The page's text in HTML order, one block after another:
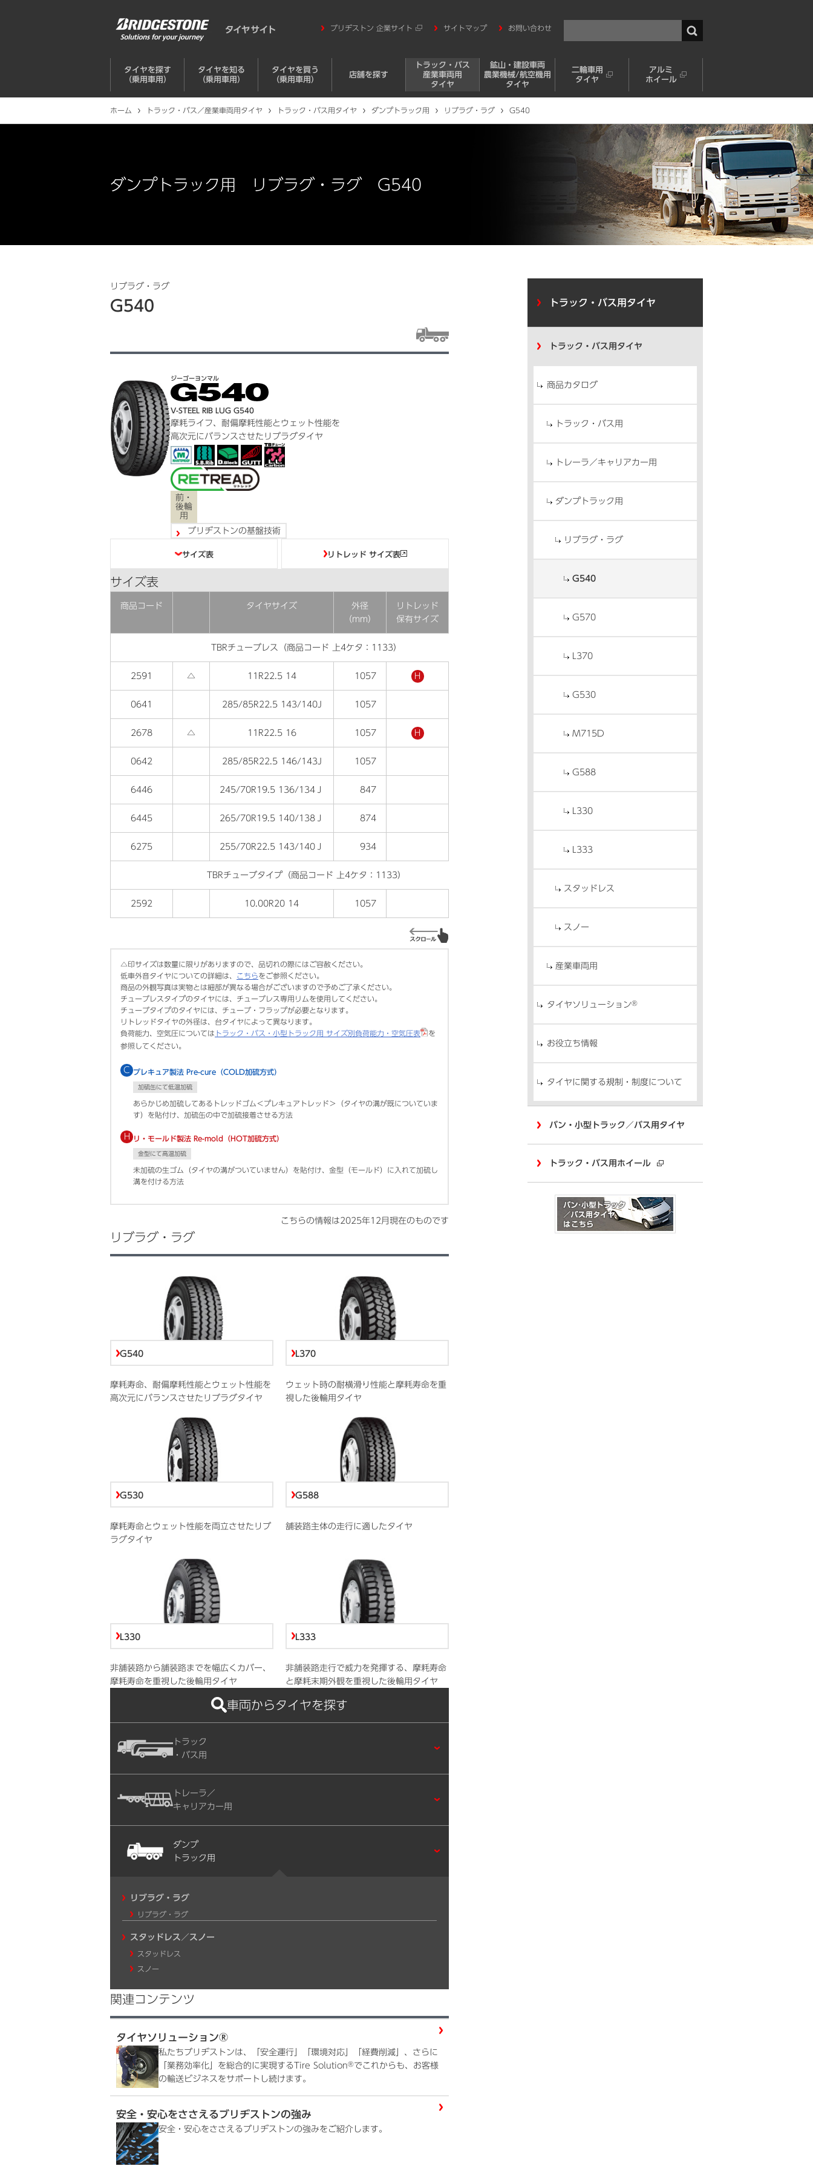
お問い合わせ
サイトマップ
ブリヂストン 企業サイト
タイヤを探す
（乗用車用）
タイヤを知る
（乗用車用）
タイヤを買う
（乗用車用）
店舗を探す
トラック・バス
産業車両用
タイヤ
鉱山・建設車両
農業機械/航空機用
タイヤ
二輪車用
タイヤ
アルミ
ホイール
ホーム トラック・バス／産業車両用タイヤ トラック・バス用タイヤ ダンプトラック用 リブラグ・ラグ G540
ダンプトラック用 リブラグ・ラグ G540
リブラグ・ラグ
G540
ジーゴーヨンマル
V-STEEL RIB LUG G540
摩耗ライフ、耐偏摩耗性能とウェット性能を
高次元にバランスさせたリブラグタイヤ
前・
後輪
用
ブリヂストンの基盤技術
サイズ表 リトレッド サイズ表
サイズ表
商品コード タイヤサイズ
外径
（mm）
リトレッド
保有サイズ
TBRチューブレス（商品コード 上4ケタ：1133）
2591 △ 11R22.5 14 1057 H
0641 285/85R22.5 143/140J 1057
2678 △ 11R22.5 16 1057 H
0642 285/85R22.5 146/143J 1057
6446 245/70R19.5 136/134Ｊ 847
6445 265/70R19.5 140/138Ｊ 874
6275 255/70R22.5 143/140Ｊ 934
TBRチューブタイプ（商品コード 上4ケタ：1133）
2592 10.00R20 14 1057
△印サイズは数量に限りがありますので、品切れの際にはご容赦ください。
低車外音タイヤについての詳細は、 こちらをご参照ください。
商品の外観写真は実物とは細部が異なる場合がございますので予めご了承ください。
チューブレスタイプのタイヤには、チューブレス専用リムを使用してください。
チューブタイプのタイヤには、チューブ・フラップが必要となります。
リトレッドタイヤの外径は、台タイヤによって異なります。
負荷能力、空気圧については トラック・バス・小型トラック用 サイズ別負荷能力・空気圧表
を
参照してください。
C プレキュア製法 Pre-cure（COLD加硫方式）
加硫缶にて低温加硫
あらかじめ加硫してあるトレッドゴム＜プレキュアトレッド＞（タイヤの溝が既についていま
す）を貼付け、加硫缶の中で加硫接着させる方法
H リ・モールド製法 Re-mold（HOT加硫方式）
金型にて高温加硫
未加硫の生ゴム（タイヤの溝がついていません）を貼付け、金型（モールド）に入れて加硫し
溝を付ける方法
こちらの情報は2025年12月 現在のものです
リブラグ・ラグ
G540
摩耗寿命、耐偏摩耗性能とウェット性能を
高次元にバランスさせたリブラグタイヤ
L370
ウェット時の耐横滑り性能と摩耗寿命を重
視した後輪用タイヤ
G530
摩耗寿命とウェット性能を両立させたリブ
ラグタイヤ
G588
舗装路主体の走行に適したタイヤ
L330
非舗装路から舗装路までを幅広くカバー、
摩耗寿命を重視した後輪用タイヤ
L333
非舗装路走行で威力を発揮する、摩耗寿命
と摩耗末期外観を重視した後輪用タイヤ
車両からタイヤを探す
トラック
・バス用
トレーラ／
キャリアカー用
ダンプ
トラック用
リブラグ・ラグ
リブラグ・ラグ
スタッドレス／スノー
スタッドレス
スノー
関連コンテンツ
タイヤソリューション®
私たちブリヂストンは、「安全運行」「環境対応」「経費削減」、さらに
「業務効率化」を総合的に実現するTire Solution®でこれからも、お客様
の輸送ビジネスをサポートし続けます。
安全・安心をささえるブリヂストンの強み
安全・安心をささえるブリヂストンの強みをご紹介します。
トラック・バス用タイヤ
トラック・バス用タイヤ
商品カタログ
トラック・バス用
トレーラ／キャリアカー用
ダンプトラック用
リブラグ・ラグ
G540
G570
L370
G530
M715D
G588
L330
L333
スタッドレス
スノー
産業車両用
タイヤソリューション®
お役立ち情報
タイヤに関する規制・制度について
バン・小型トラック／バス用タイヤ
トラック・バス用ホイール